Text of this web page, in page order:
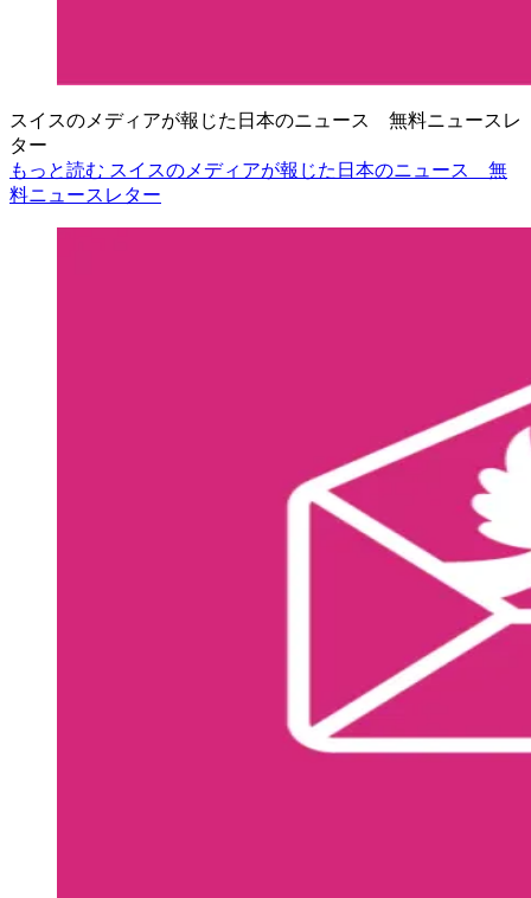
スイスのメディアが報じた日本のニュース 無料ニュースレ
ター
もっと読む スイスのメディアが報じた日本のニュース 無
料ニュースレター